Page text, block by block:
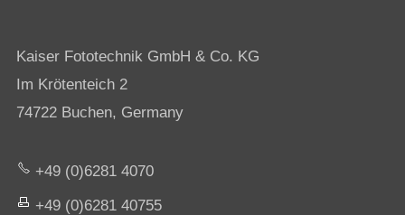
Kaiser Fototechnik GmbH & Co. KG
Im Krötenteich 2
74722 Buchen, Germany
+49 (0)6281 4070
+49 (0)6281 40755